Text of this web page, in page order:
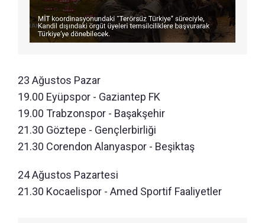
23 Ağustos Pazar
19.00 Eyüpspor - Gaziantep FK
19.00 Trabzonspor - Başakşehir
21.30 Göztepe - Gençlerbirliği
21.30 Corendon Alanyaspor - Beşiktaş
24 Ağustos Pazartesi
21.30 Kocaelispor - Amed Sportif Faaliyetler